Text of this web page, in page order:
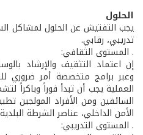
الحلول
يجب التفتيش عن الحلول لمشاكل
تدريبي، رقابي.
. المستوى الثقافي:
إن اعتماد التثقيف والإرشاد
وعبر برامج متخصصة أمر
العملية يجب أن تبدأ فوراً وباكراً
السائقين ومن الأفراد المولجين
الأمن الداخلي، عناصر الشرطة
. المستوى التدريبي: